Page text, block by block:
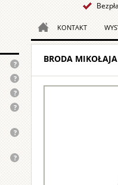
Nasz
podstawowy
strój
Mikołaja
wykonany
z
mocnego
polaru
składa
się
z
kurtki,
Lekki
strój
Mikołaja
wykonany
z
weluru
przeznaczony
przede
wszystkim
do
Strój
Mikołaja
wykonany
z
mocnego
polaru,
obszyty
futerkiem
o
Strój
Mikołaja
dla
profesjonalistów.
Uszyty
z
mocnego
polaru,
Luksusowy
strój
Mikołaja
uszyty
z
Strój
Mikołaja
z
KONTAKT
BRODA